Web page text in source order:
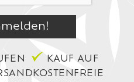
KAUF AUF